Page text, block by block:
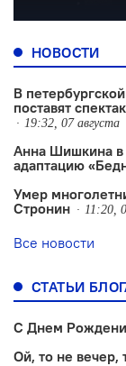
НОВОСТИ
В
поставят
19:32, 07 августа
Анна Шишкина в
адаптацию
Умер
Стронин
11:20,
Все новости
СТАТЬИ
С Днем
Ой, то не вечер,